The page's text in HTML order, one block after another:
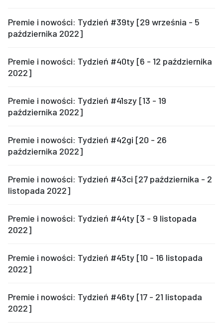
Premie i nowości: Tydzień #39ty [29 września - 5
października 2022]
Premie i nowości: Tydzień #40ty [6 - 12 października
2022]
Premie i nowości: Tydzień #41szy [13 - 19
października 2022]
Premie i nowości: Tydzień #42gi [20 - 26
października 2022]
Premie i nowości: Tydzień #43ci [27 października - 2
listopada 2022]
Premie i nowości: Tydzień #44ty [3 - 9 listopada
2022]
Premie i nowości: Tydzień #45ty [10 - 16 listopada
2022]
Premie i nowości: Tydzień #46ty [17 - 21 listopada
2022]